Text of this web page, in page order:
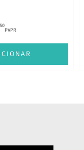
50
PVPR